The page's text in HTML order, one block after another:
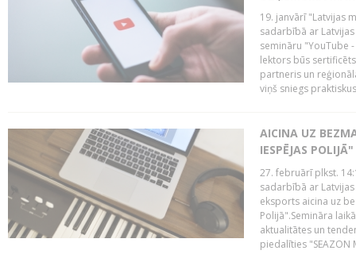
19. janvārī "Latvijas
sadarbībā ar
semināru "YouTube
lektors būs
partneris un
viņš sniegs
AICINA UZ
IESPĒJAS POLIJĀ"
27. februārī plkst.
sadarbībā ar
eksports aicina uz
Polijā".Semināra
aktualitātes un
piedalīties "SEAZON